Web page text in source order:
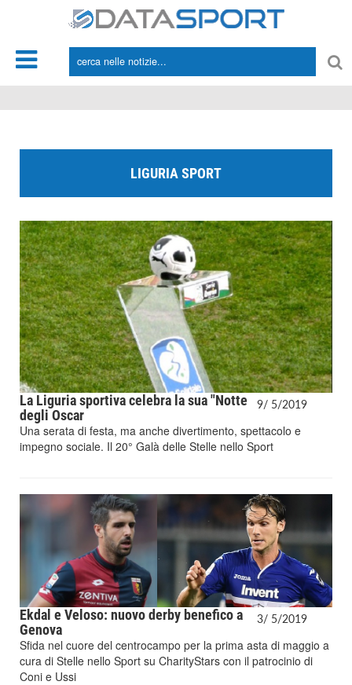
LIGURIA SPORT
9/ 5/2019
La Liguria sportiva celebra la sua "Notte
degli Oscar
Una serata di festa, ma anche divertimento, spettacolo e
impegno sociale. Il 20° Galà delle Stelle nello Sport
3/ 5/2019
Ekdal e Veloso: nuovo derby benefico a
Genova
Sfida nel cuore del centrocampo per la prima asta di maggio a
cura di Stelle nello Sport su CharityStars con il patrocinio di
Coni e Ussi